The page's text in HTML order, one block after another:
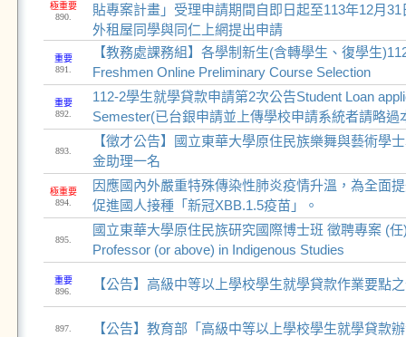
極重要
890.
貼專案計畫」受理申請期間自即日起至113年12月
外租屋同學與同仁上網提出申請
重要
891.
【教務處課務組】各學制新生(含轉學生、復學生
Freshmen Online Preliminary Course Selection
重要
892.
112-2學生就學貸款申請第2次公告Student Loan
Semester(已台銀申請並上傳學校申請系統者請略過
893.
【徵才公告】國立東華大學原住民族樂舞與藝術學
金助理一名
極重要
894.
因應國內外嚴重特殊傳染性肺炎疫情升溫，為全面
促進國人接種「新冠XBB.1.5疫苗」。
895.
國立東華大學原住民族研究國際博士班 徵聘專案 (
Professor (or above) in Indigenous Studies
重要
896.
【公告】高級中等以上學校學生就學貸款作業要點
897. 【公告】教育部「高級中等以上學校學生就學貸款